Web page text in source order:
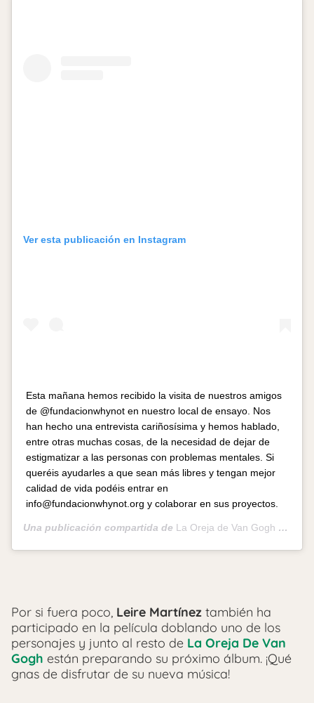
Ver esta publicación en Instagram
Esta mañana hemos recibido la visita de nuestros amigos
de @fundacionwhynot en nuestro local de ensayo. Nos
han hecho una entrevista cariñosísima y hemos hablado,
entre otras muchas cosas, de la necesidad de dejar de
estigmatizar a las personas con problemas mentales. Si
queréis ayudarles a que sean más libres y tengan mejor
calidad de vida podéis entrar en
info@fundacionwhynot.org y colaborar en sus proyectos.
Una publicación compartida de La Oreja de Van Gogh – Oficial
Por si fuera poco, Leire Martínez también ha
participado en la película doblando uno de los
personajes y junto al resto de La Oreja De Van
Gogh están preparando su próximo álbum. ¡Qué
gnas de disfrutar de su nueva música!